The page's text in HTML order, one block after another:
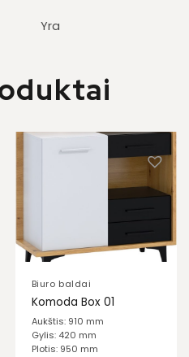
Yra
Biuro baldai
Komoda Box 01
Aukštis: 910 mm
Gylis: 420 mm
Plotis: 950 mm